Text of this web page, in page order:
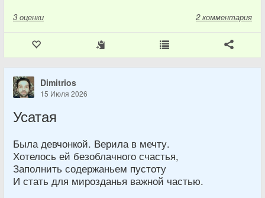
3 оценки 2 комментария
Dimitrios
15 Июля 2026
Усатая
Была девчонкой. Верила в мечту.
Хотелось ей безоблачного счастья,
Заполнить содержаньем пустоту
И стать для мирозданья важной частью.